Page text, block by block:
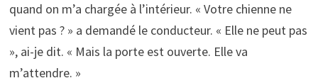
quand on m’a chargée à l’intérieur. « Votre chienne ne
vient pas ? » a demandé le conducteur. « Elle ne peut pas
», ai-je dit. « Mais la porte est ouverte. Elle va
m’attendre. »